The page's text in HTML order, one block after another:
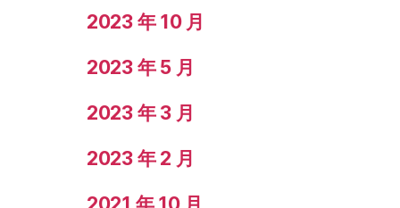
2023 年 10 月
2023 年 5 月
2023 年 3 月
2023 年 2 月